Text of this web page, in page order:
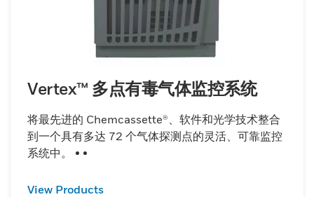
Vertex™ 多点有毒气体监控系统
将最先进的 Chemcassette®、软件和光学技术整合
到一个具有多达 72 个气体探测点的灵活、可靠监控
系统中。 • •
View Products